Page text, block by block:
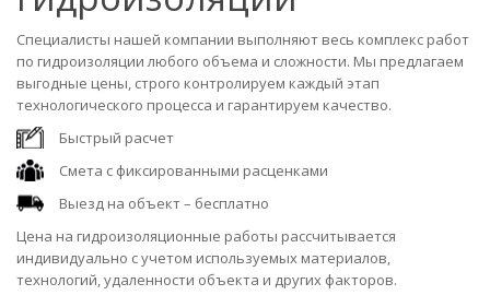
Специалисты нашей компании выполняют весь комплекс работ
по гидроизоляции любого объема и сложности. Мы предлагаем
выгодные цены, строго контролируем каждый этап
технологического процесса и гарантируем качество.
Быстрый расчет
Смета с фиксированными расценками
Выезд на объект – бесплатно
Цена на гидроизоляционные работы рассчитывается
индивидуально с учетом используемых материалов,
технологий, удаленности объекта и других факторов.